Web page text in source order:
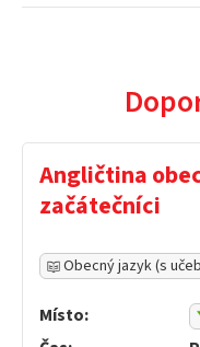
Angličtina
začátečníci
Obecný jazyk (s
Místo: